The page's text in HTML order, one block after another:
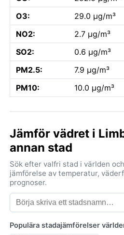
O3:
29.0 µg/m³
NO2:
2.7 µg/m³
SO2:
0.6 µg/m³
PM2.5:
7.9 µg/m³
PM10:
10.0 µg/m³
Jämför vädret i
annan stad
Sök efter valfri stad i världen
jämförelse av temperatur,
prognoser.
Populära stadajämförelser